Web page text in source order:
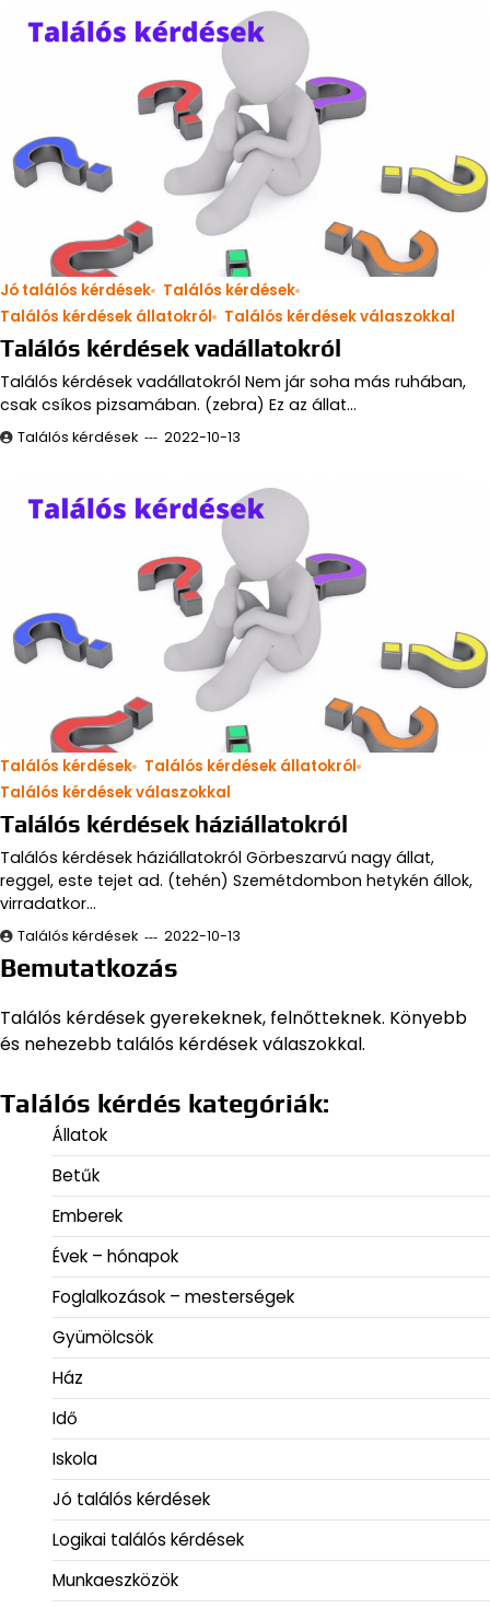
Jó találós kérdések
Találós kérdések
Találós kérdések állatokról
Találós kérdések válaszokkal
Találós kérdések vadállatokról
Találós kérdések vadállatokról Nem jár soha más ruhában,
csak csíkos pizsamában. (zebra) Ez az állat…
Találós kérdések 2022-10-13
Találós kérdések
Találós kérdések állatokról
Találós kérdések válaszokkal
Találós kérdések háziállatokról
Találós kérdések háziállatokról Görbeszarvú nagy állat,
reggel, este tejet ad. (tehén) Szemétdombon hetykén állok,
virradatkor…
Találós kérdések 2022-10-13
Bemutatkozás
Találós kérdések gyerekeknek, felnőtteknek. Könyebb
és nehezebb találós kérdések válaszokkal.
Találós kérdés kategóriák:
Állatok
Betűk
Emberek
Évek – hónapok
Foglalkozások – mesterségek
Gyümölcsök
Ház
Idő
Iskola
Jó találós kérdések
Logikai találós kérdések
Munkaeszközök